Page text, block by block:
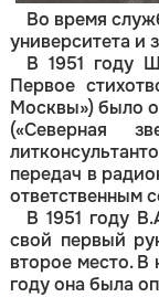
Во время
университета и
В 1951 году
Первое
Москвы») было
(«Северная
передач в
ответственным
В 1951 году
свой первый
второе место. В
году она была